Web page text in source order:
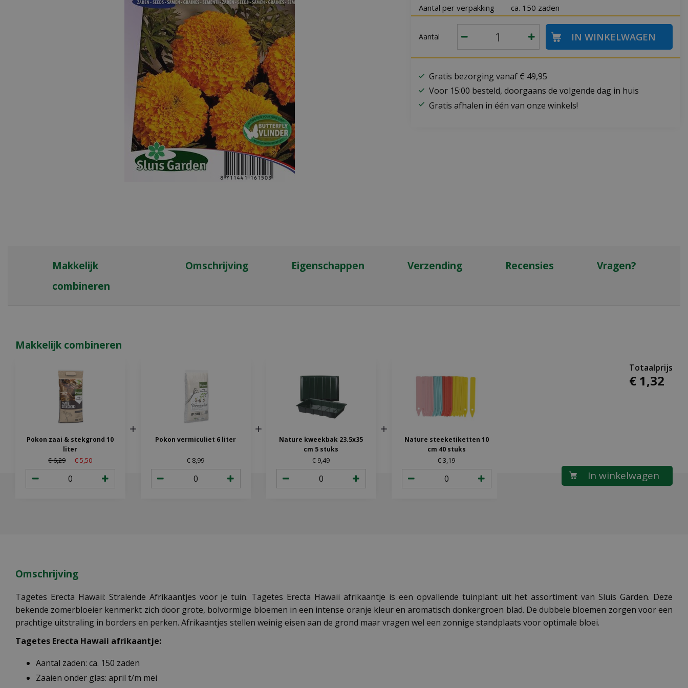
Aantal per verpakking ca. 150 zaden
Aantal
Gratis bezorging vanaf € 49,95
Voor 15:00 besteld, doorgaans de volgende dag in huis
Gratis afhalen in één van onze winkels!
Makkelijk
combineren
Omschrijving Eigenschappen Verzending Recensies Vragen?
Makkelijk combineren
Pokon zaai & stekgrond 10
liter
€6,29 €5,50
Pokon vermiculiet 6 liter
€ 8,99
Nature kweekbak 23.5x35
cm 5 stuks
€ 9,49
Nature steeketiketten 10
cm 40 stuks
€3,19
€ 1,32
Omschrijving
Tagetes Erecta Hawaii: Stralende Afrikaantjes voor je tuin. Tagetes Erecta Hawaii afrikaantje is een opvallende tuinplant uit het assortiment van Sluis Garden. Deze
bekende zomerbloeier kenmerkt zich door grote, bolvormige bloemen in een intense oranje kleur en aromatisch donkergroen blad. De dubbele bloemen zorgen voor een
prachtige uitstraling in borders en perken. Afrikaantjes stellen weinig eisen aan de grond maar vragen wel een zonnige standplaats voor optimale bloei.
Tagetes Erecta Hawaii afrikaantje:
Aantal zaden: ca. 150 zaden
Zaaien onder glas: april t/m mei